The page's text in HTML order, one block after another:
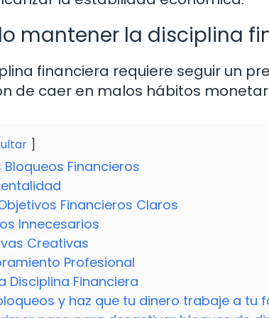
mantener la disciplina
financiera requiere seguir un
de caer en malos hábitos
Financieros
Financieros Claros
Innecesarios
Creativas
Profesional
Disciplina Financiera
y haz que tu dinero trabaje a tu